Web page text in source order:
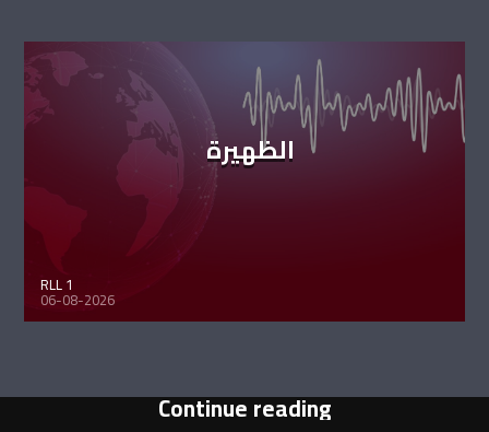
الظهيرة
RLL 1
06-08-2026
Continue reading